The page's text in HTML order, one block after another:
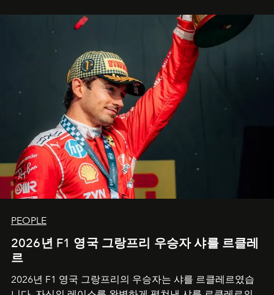
PEOPLE
2026년 F1 영국 그랑프리 우승자 샤를 르클레
르
2026년 F1 영국 그랑프리의 우승자는 샤를 르클레르였습